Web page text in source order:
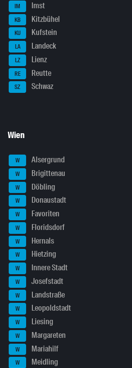
IM Imst
KB Kitzbühel
KU Kufstein
LA Landeck
LZ Lienz
RE Reutte
SZ Schwaz
Wien
W Alsergrund
W Brigittenau
W Döbling
W Donaustadt
W Favoriten
W Floridsdorf
W Hernals
W Hietzing
W Innere Stadt
W Josefstadt
W Landstraße
W Leopoldstadt
W Liesing
W Margareten
W Mariahilf
W Meidling